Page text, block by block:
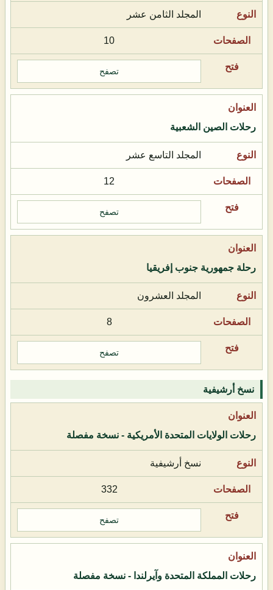
المجلد الثامن عشر
10
تصفح
رحلات الصين الشعبية
المجلد التاسع عشر
12
تصفح
رحلة جمهورية جنوب إفريقيا
المجلد العشرون
8
تصفح
نسخ أرشيفية
رحلات الولايات المتحدة الأمريكية - نسخة مفصلة
نسخ أرشيفية
332
تصفح
رحلات المملكة المتحدة وآيرلندا - نسخة مفصلة